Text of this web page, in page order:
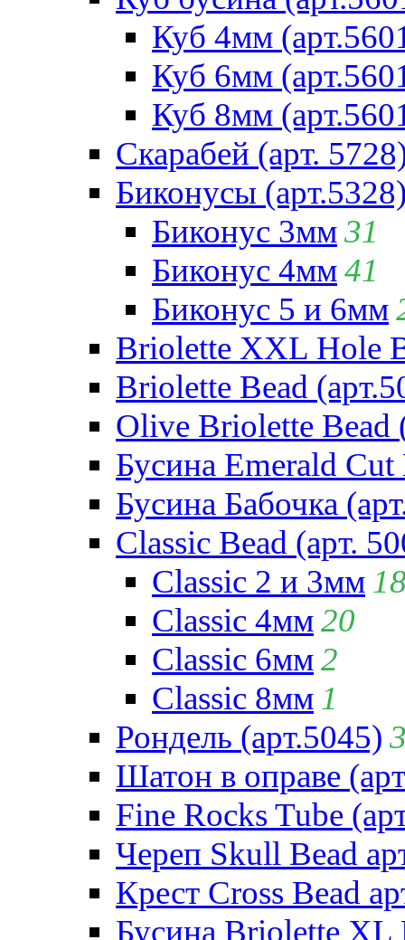
Куб 4мм
Куб 6мм
Куб 8мм
Скарабей (арт.
Биконусы
Биконус 3мм31
Биконус 4мм41
Биконус 5 и 6мм
Briolette XXL Hole
Briolette Bead
Olive Briolette Bead
Бусина Emerald Cut
Бусина Бабочка
Classic Bead (арт.
Classic 2 и 3мм
Classic 4мм20
Classic 6мм2
Classic 8мм 1
Рондель (арт.5045)
Шатон в оправе
Fine Rocks Tube
Череп Skull Bead
Крест Cross Bead
Бусина Briolette XL